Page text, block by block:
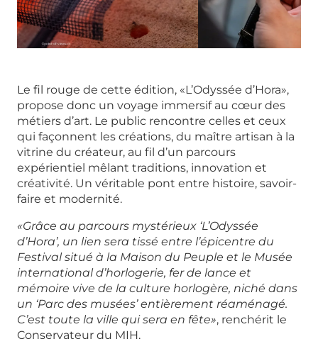
Le fil rouge de cette édition, «L’Odyssée d’Hora»,
propose donc un voyage immersif au cœur des
métiers d’art. Le public rencontre celles et ceux
qui façonnent les créations, du maître artisan à la
vitrine du créateur, au fil d’un parcours
expérientiel mêlant traditions, innovation et
créativité. Un véritable pont entre histoire, savoir-
faire et modernité.
«Grâce au parcours mystérieux ‘L’Odyssée
d’Hora’, un lien sera tissé entre l’épicentre du
Festival situé à la Maison du Peuple et le Musée
international d’horlogerie, fer de lance et
mémoire vive de la culture horlogère, niché dans
un ‘Parc des musées’ entièrement réaménagé.
C’est toute la ville qui sera en fête», renchérit le
Conservateur du MIH.